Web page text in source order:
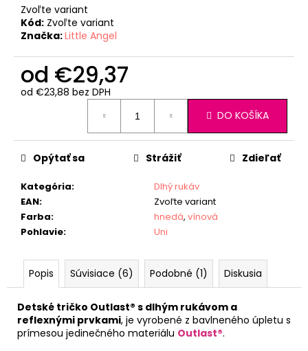
Zvoľte variant
Kód: Zvoľte variant
Značka:Little Angel
od €29,37
od €23,88 bez DPH
DO KOŠÍKA
Kategória:
Dlhý rukáv
EAN:
Zvoľte variant
Farba: hnedá, vínová
Pohlavie: Uni
Opýtať sa Strážiť Zdieľať
Popis Súvisiace (6) Podobné (1) Diskusia
Detské tričko Outlast® s dlhým rukávom a
reflexnými prvkami, je vyrobené z bavlneného úpletu s
prímesou jedinečného materiálu Outlast®.